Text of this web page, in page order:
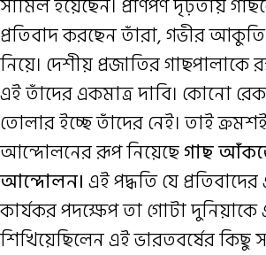
প্রতিবাদ করছেন তাঁরা, গভীর
নিয়ে। দেশীয় প্রজাতির গাছপালাকে
এই তাঁদের একমাত্র দাবি। কোনো
তোলার ইচ্ছে তাঁদের নেই। তাই
আন্দোলনের রূপ নিয়েছেগাছ
আন্দোলন।এই পদ্ধতি যে
কার্যকর পদক্ষেপ তা গোটা
শিখিয়েছিলেন এই ভারতবর্ষের কিছু